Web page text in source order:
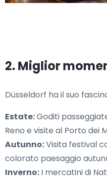
2. Miglior
Düsseldorf ha il suo
Estate:Goditi
Reno e visite al Porto dei
Autunno:Visita festival
colorato paesaggio
Inverno: I mercatini di